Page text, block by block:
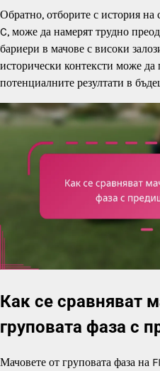
Обратно, отборите с история на
C, може да намерят трудно
бариери в мачове с високи
исторически контексти може
потенциалните резултати в
Как се сравняват
груповата фаза с
Мачовете от груповата фаза на